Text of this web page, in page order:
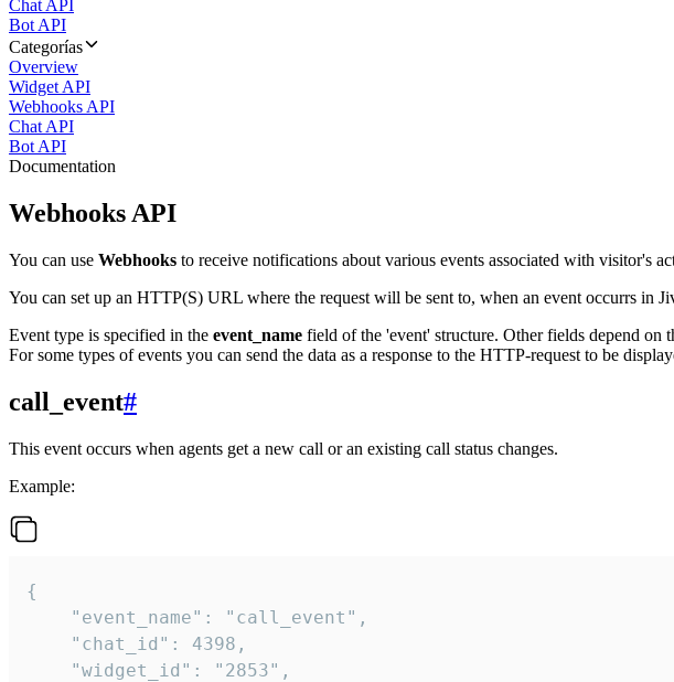
Chat API
Bot API
Categorías
Overview
Widget API
Webhooks API
Chat API
Bot API
Documentation
Webhooks API
You can use Webhooks to receive notifications about various events associated with visitor's
You can set up an HTTP(S) URL where the request will be sent to, when an event occurrs in
Event type is specified in the event_name field of the 'event' structure. Other fields depend on
For some types of events you can send the data as a response to the HTTP-request to be
call_event#
This event occurs when agents get a new call or an existing call status changes.
Example:
{
    "event_name": "call_event",
    "chat_id": 4398,
    "widget_id": "2853",